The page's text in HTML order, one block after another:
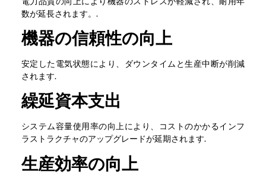
数が延長されます。.
機器の信頼性の向上
安定した電気状態により、ダウンタイムと生産中断が削減
されます.
繰延資本支出
システム容量使用率の向上により、コストのかかるインフ
ラストラクチャのアップグレードが延期されます.
生産効率の向上